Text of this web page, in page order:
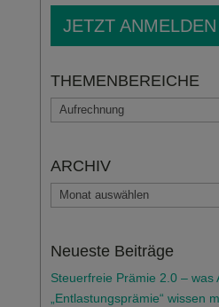
JETZT ANMELDEN
THEMENBEREICHE
THEMENBEREICHE
ARCHIV
ARCHIV
Neueste Beiträge
Steuerfreie Prämie 2.0 – was
„Entlastungsprämie“ wissen